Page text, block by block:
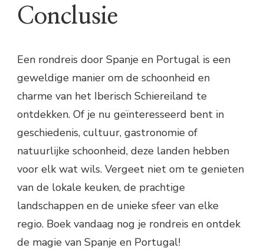
Conclusie
Een rondreis door Spanje en Portugal is een
geweldige manier om de schoonheid en
charme van het Iberisch Schiereiland te
ontdekken. Of je nu geïnteresseerd bent in
geschiedenis, cultuur, gastronomie of
natuurlijke schoonheid, deze landen hebben
voor elk wat wils. Vergeet niet om te genieten
van de lokale keuken, de prachtige
landschappen en de unieke sfeer van elke
regio. Boek vandaag nog je rondreis en ontdek
de magie van Spanje en Portugal!